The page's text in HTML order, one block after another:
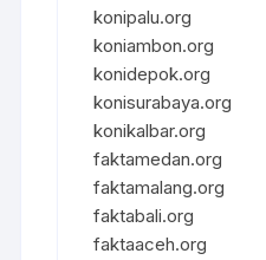
konipalu.org
koniambon.org
konidepok.org
konisurabaya.org
konikalbar.org
faktamedan.org
faktamalang.org
faktabali.org
faktaaceh.org